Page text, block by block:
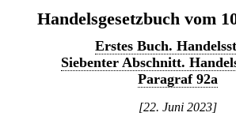
Handelsgesetzbuch vom
Erstes Buch.
Siebenter Abschnitt.
Paragraf 92a
[22. Juni 2023]